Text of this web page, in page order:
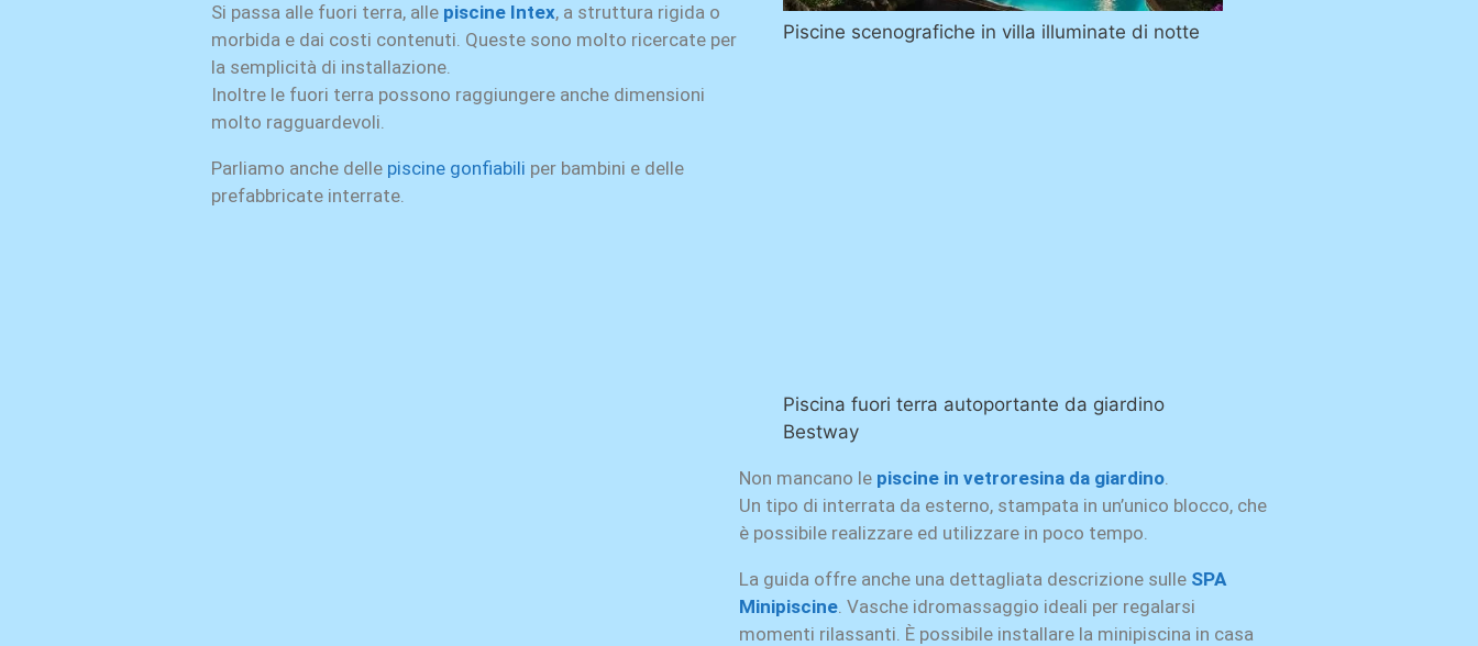
Si passa alle fuori terra, alle piscine Intex, a struttura rigida o
morbida e dai costi contenuti. Queste sono molto ricercate per
la semplicità di installazione.
Inoltre le fuori terra possono raggiungere anche dimensioni
molto ragguardevoli.
Parliamo anche delle piscine gonfiabili per bambini e delle
prefabbricate interrate.
Piscine scenografiche in villa illuminate di notte
Piscina fuori terra autoportante da giardino
Bestway
Non mancano le piscine in vetroresina da giardino.
Un tipo di interrata da esterno, stampata in un’unico blocco, che
è possibile realizzare ed utilizzare in poco tempo.
La guida offre anche una dettagliata descrizione sulle SPA
Minipiscine. Vasche idromassaggio ideali per regalarsi
momenti rilassanti. È possibile installare la minipiscina in casa